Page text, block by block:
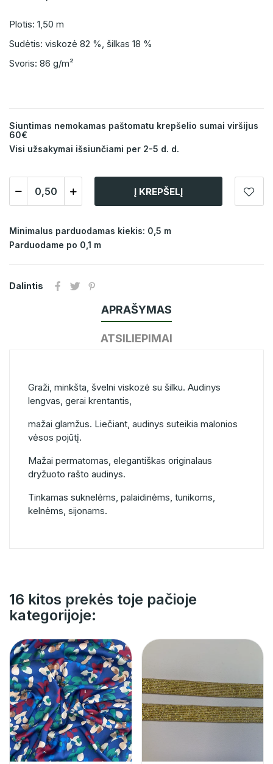
Plotis: 1,50 m
Sudėtis: viskozė 82 %, šilkas 18 %
Svoris: 86 g/m²
Siuntimas nemokamas paštomatu krepšelio sumai viršijus
60€
Visi užsakymai išsiunčiami per 2-5 d. d.
Į KREPŠELĮ
Minimalus parduodamas kiekis: 0,5 m
Parduodame po 0,1 m
Dalintis
APRAŠYMAS
ATSILIEPIMAI
Graži, minkšta, švelni viskozė su šilku. Audinys
lengvas, gerai krentantis,
mažai glamžus. Liečiant, audinys suteikia malonios
vėsos pojūtį.
Mažai permatomas, elegantiškas originalaus
dryžuoto rašto audinys.
Tinkamas suknelėms, palaidinėms, tunikoms,
kelnėms, sijonams.
16 kitos prekės toje pačioje
kategorijoje: